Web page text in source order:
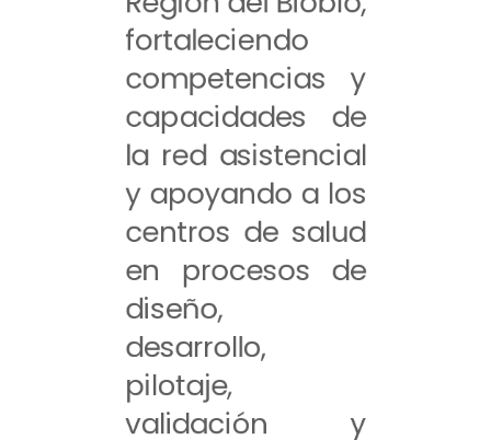
fortaleciendo
competencias y
capacidades de
la red asistencial
y apoyando a los
centros de salud
en procesos de
diseño,
desarrollo,
pilotaje,
validación y